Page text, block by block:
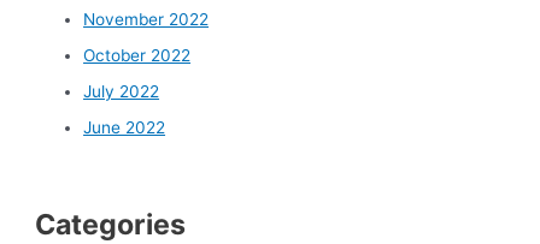
November 2022
October 2022
July 2022
June 2022
Categories